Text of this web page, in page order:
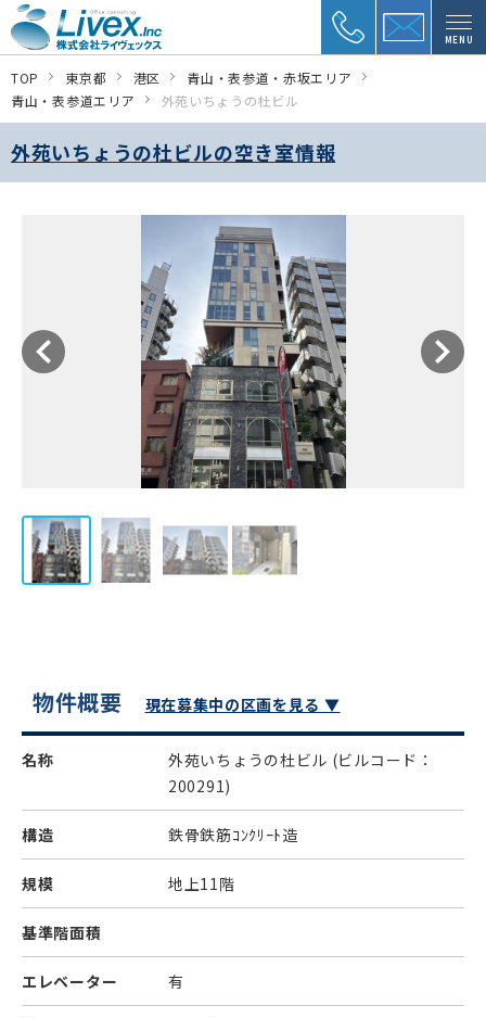
MENU
TOP 東京都 港区
青山・表参道・赤坂エリア
青山・表参道エリア
外苑いちょうの杜ビル
外苑いちょうの杜ビルの空き室情報
物件概要 現在募集中の区画を見る ▼
名称 外苑いちょうの杜ビル (ビルコード：
200291)
構造 鉄骨鉄筋ｺﾝｸﾘｰﾄ造
規模 地上11階
基準階面積
エレベーター 有